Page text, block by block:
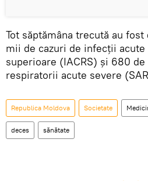
Tot săptămâna trecută au
mii de cazuri de infecţii
superioare (IACRS) și 680
respiratorii acute severe
Republica Moldova Societate
deces sănătate